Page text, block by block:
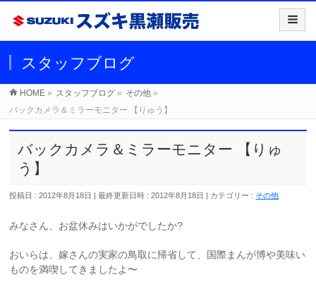
スタッフブログ
HOME » スタッフブログ » その他 »
バックカメラ＆ミラーモニター 【りゅう】
バックカメラ＆ミラーモニター 【りゅ
う】
投稿日 : 2012年8月18日 最終更新日時 : 2012年8月18日 カテゴリー : その他
みなさん、お盆休みはいかがでしたか?
おいらは、嫁さんの実家の鳥取に帰省して、国際まんが博や美味い
ものを満喫してきましたよ〜